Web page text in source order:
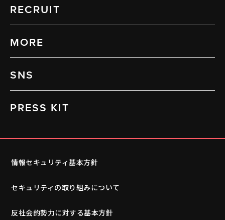
RECRUIT
MORE
SNS
PRESS KIT
情報セキュリティ基本方針
セキュリティの取り組みについて
反社会的勢力に対する基本方針